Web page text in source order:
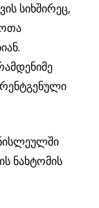
სიხშირეც,
რენტგენული
ნახტომის